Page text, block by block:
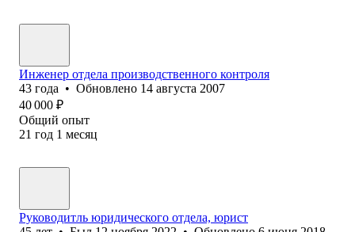
Инженер отдела производственного контроля
43 года • Обновлено 14 августа 2007
40 000 ₽
Общий опыт
21 год 1 месяц
Руководитль юридического отдела, юрист